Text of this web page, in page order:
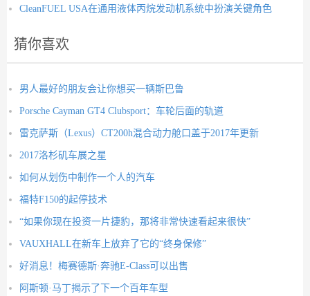
CleanFUEL USA在通用液体丙烷发动机系统中扮演关键角色
猜你喜欢
男人最好的朋友会让你想买一辆斯巴鲁
Porsche Cayman GT4 Clubsport：车轮后面的轨道
雷克萨斯（Lexus）CT200h混合动力舱口盖于2017年更新
2017洛杉矶车展之星
如何从划伤中制作一个人的汽车
福特F150的起停技术
“如果你现在投资一片捷豹，那将非常快速看起来很快”
VAUXHALL在新车上放弃了它的“终身保修”
好消息！梅赛德斯·奔驰E-Class可以出售
阿斯顿·马丁揭示了下一个百年车型